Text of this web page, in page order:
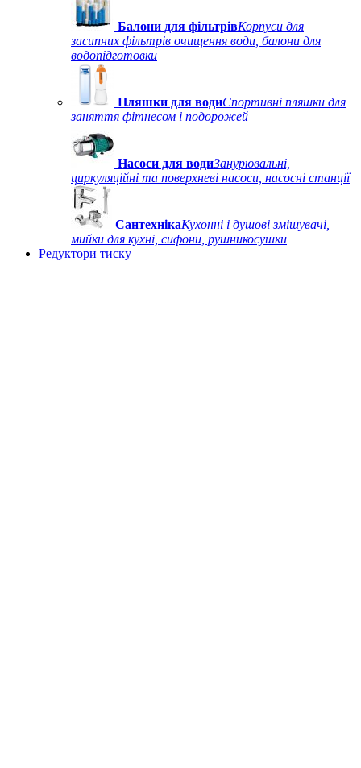
Балони для фільтрівКорпуси для
засипних фільтрів очищення води, балони для
водопідготовки
Пляшки для водиСпортивні пляшки для
заняття фітнесом і подорожей
Насоси для водиЗанурювальні,
циркуляційні та поверхневі насоси, насосні станції
СантехнікаКухонні і душові змішувачі,
мийки для кухні, сифони, рушникосушки
Редуктори тиску